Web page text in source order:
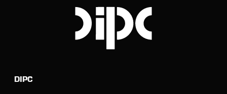
DIPC